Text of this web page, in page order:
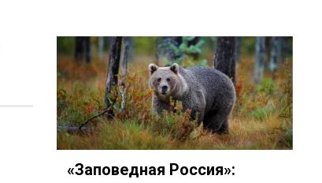
«Заповедная Россия»: